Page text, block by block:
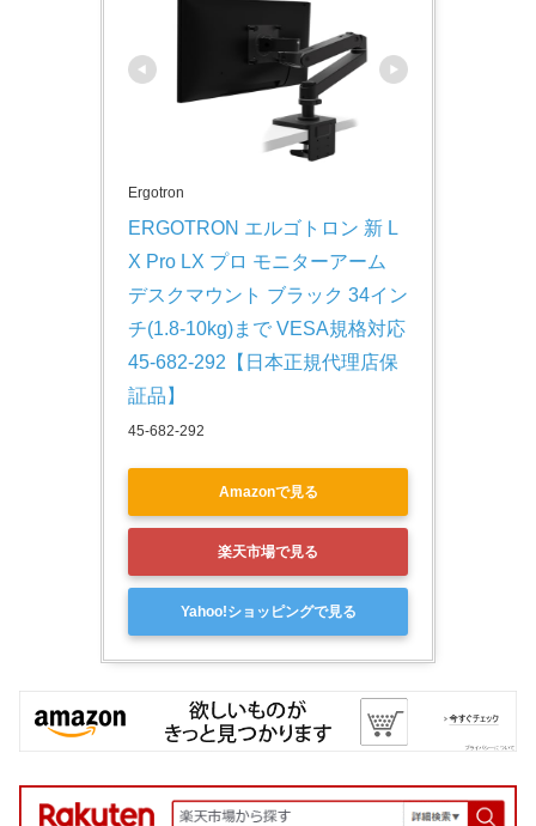
Ergotron
ERGOTRON エルゴトロン 新 L
X Pro LX プロ モニターアーム
デスクマウント ブラック 34イン
チ(1.8-10kg)まで VESA規格対応
45-682-292【日本正規代理店保
証品】
45-682-292
Amazonで見る
楽天市場で見る
Yahoo!ショッピングで見る